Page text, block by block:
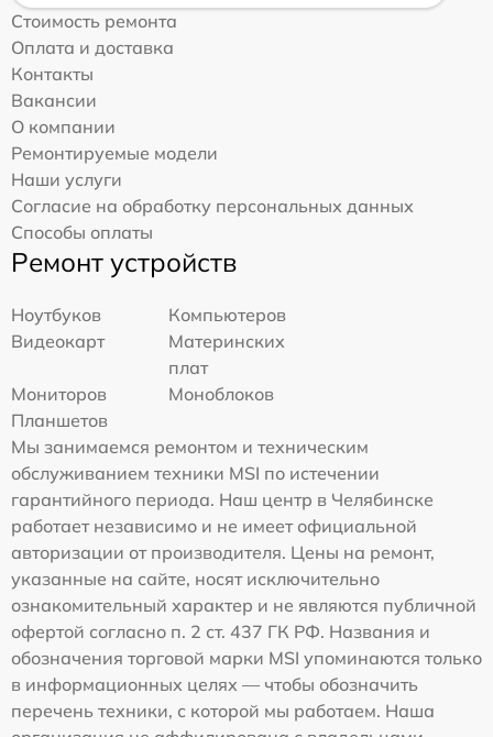
Стоимость ремонта
Оплата и доставка
Контакты
Вакансии
О компании
Ремонтируемые модели
Наши услуги
Согласие на обработку персональных данных
Способы оплаты
Ремонт устройств
Ноутбуков
Компьютеров
Видеокарт
Материнских
плат
Мониторов
Моноблоков
Планшетов
Мы занимаемся ремонтом и техническим
обслуживанием техники MSI по истечении
гарантийного периода. Наш центр в Челябинске
работает независимо и не имеет официальной
авторизации от производителя. Цены на ремонт,
указанные на сайте, носят исключительно
ознакомительный характер и не являются публичной
офертой согласно п. 2 ст. 437 ГК РФ. Названия и
обозначения торговой марки MSI упоминаются только
в информационных целях — чтобы обозначить
перечень техники, с которой мы работаем. Наша